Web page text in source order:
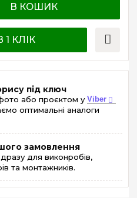
В КОШИК
КЛІК
під ключ
або проєктом у Viber
оптимальні аналоги
замовлення
для виконробів,
та монтажників.